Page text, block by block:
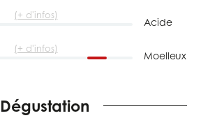
(+ d'infos)
Acide
(+ d'infos)
Moelleux
Dégustation